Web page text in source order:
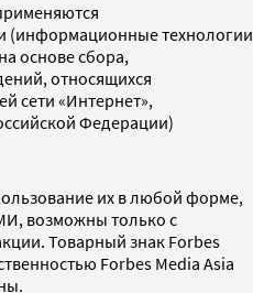
(информационные технологии
основе сбора,
относящихся
сети «Интернет»,
Федерации)
их в любой форме,
возможны только с
Товарный знак Forbes
Forbes Media Asia